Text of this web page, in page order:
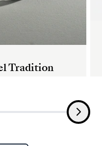
Tradition